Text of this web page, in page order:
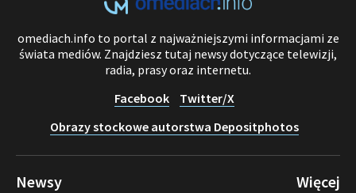
omediach.info to portal z najważniejszymi informacjami ze
świata mediów. Znajdziesz tutaj newsy dotyczące telewizji,
radia, prasy oraz internetu.
Facebook
Twitter/X
Obrazy stockowe autorstwa Depositphotos
Newsy Więcej